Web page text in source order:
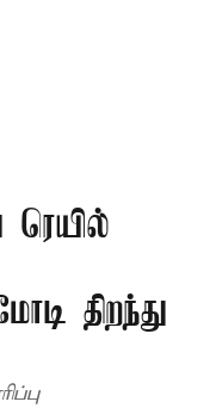
ரெயில்
திறந்து